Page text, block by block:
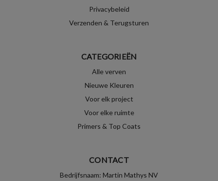
Privacybeleid
Verzenden & Terugsturen
CATEGORIEËN
Alle verven
Nieuwe Kleuren
Voor elk project
Voor elke ruimte
Primers & Top Coats
CONTACT
Bedrijfsnaam: Martin Mathys NV